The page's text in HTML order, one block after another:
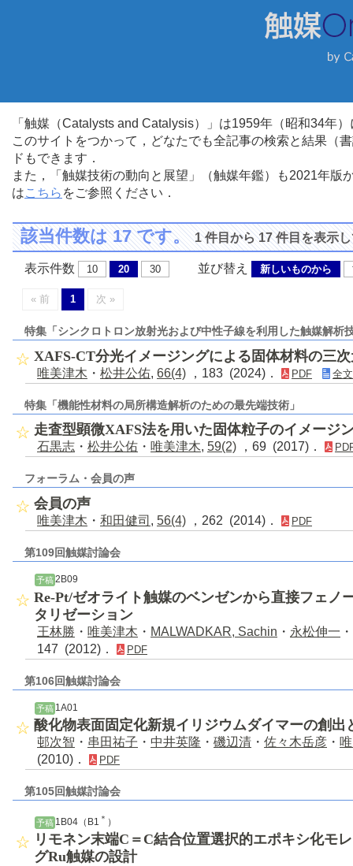
「触媒（Catalysts and Catalysis）」は1959年（昭和34年
このサイトをつかって，どなたでも全記事の検索と結果（
ドもできます．
また，「触媒技術の動向と展望」（触媒年鑑）も2021年
はこちら をご参照ください．
該当件数は 17 です。1 件目から 17 件目を表示
表示件数 10 20 30 並び替え 新しいものから
« 前 1 次 »
特集「シンクロトロン放射光および中性子線を利用した触媒解析
XAFS-CT分光イメージングによる固体材料の三
唯美津木 ・ 松井公佑, 66(4) ，183 (2024)． PDF 全
特集「機能性材料の局所構造解析のための最先端技術」
走査型顕微XAFS法を用いた固体粒子のイメージ
石黒志 ・ 松井公佑 ・ 唯美津木, 59(2) ，69 (2017)．
フォーラム・会員の声
会員の声
唯美津木 ・ 和田健司 , 56(4) ，262 (2014)． PDF
第109回触媒討論会
予稿 2B09
Re-Pt/ゼオライト触媒のベンゼンから直接フェノ
タリゼーション
王林勝 ・ 唯美津木 ・ MALWADKAR, Sachin ・ 永松伸一 ・
147 (2012)．
PDF
第106回触媒討論会
予稿 1A01
酸化物表面固定化新規イリジウムダイマーの創出
邨次智 ・ 串田祐子 ・ 中井英隆 ・ 磯辺清 ・ 佐々木岳彦 ・
(2010)．
PDF
第105回触媒討論会
予稿 1B04（B1 ＊ ）
リモネン末端C＝C結合位置選択的エポキシ化モ
グRu触媒の設計